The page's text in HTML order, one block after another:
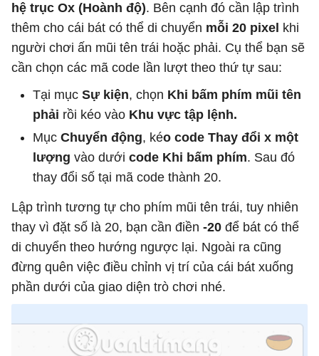
hệ trục Ox (Hoành độ). Bên cạnh đó cần lập trình
thêm cho cái bát có thể di chuyển mỗi 20 pixel khi
người chơi ấn mũi tên trái hoặc phải. Cụ thể bạn sẽ
cần chọn các mã code lần lượt theo thứ tự sau:
Tại mục Sự kiện, chọn Khi bấm phím mũi tên
phải rồi kéo vào Khu vực tập lệnh.
Mục Chuyển động, kéo code Thay đổi x một
lượng vào dưới code Khi bấm phím. Sau đó
thay đổi số tại mã code thành 20.
Lập trình tương tự cho phím mũi tên trái, tuy nhiên
thay vì đặt số là 20, bạn cần điền -20 để bát có thể
di chuyển theo hướng ngược lại. Ngoài ra cũng
đừng quên việc điều chỉnh vị trí của cái bát xuống
phần dưới của giao diện trò chơi nhé.